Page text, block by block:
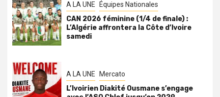
A LA UNE Équipes Nationales
CAN 2026 féminine (1/4 de finale) :
L’Algérie affrontera la Côte d’Ivoire
samedi
A LA UNE Mercato
L’Ivoirien Diakité Ousmane s’engage